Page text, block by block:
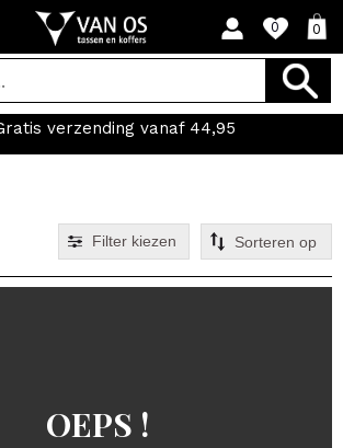
0 0
verzending vanaf 44,95
Filter kiezen
OEPS !